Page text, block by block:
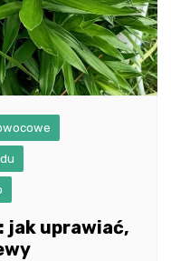
jak uprawiać,